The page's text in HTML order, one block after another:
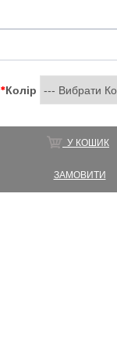
*Колір
У КОШИК
ЗАМОВИТИ